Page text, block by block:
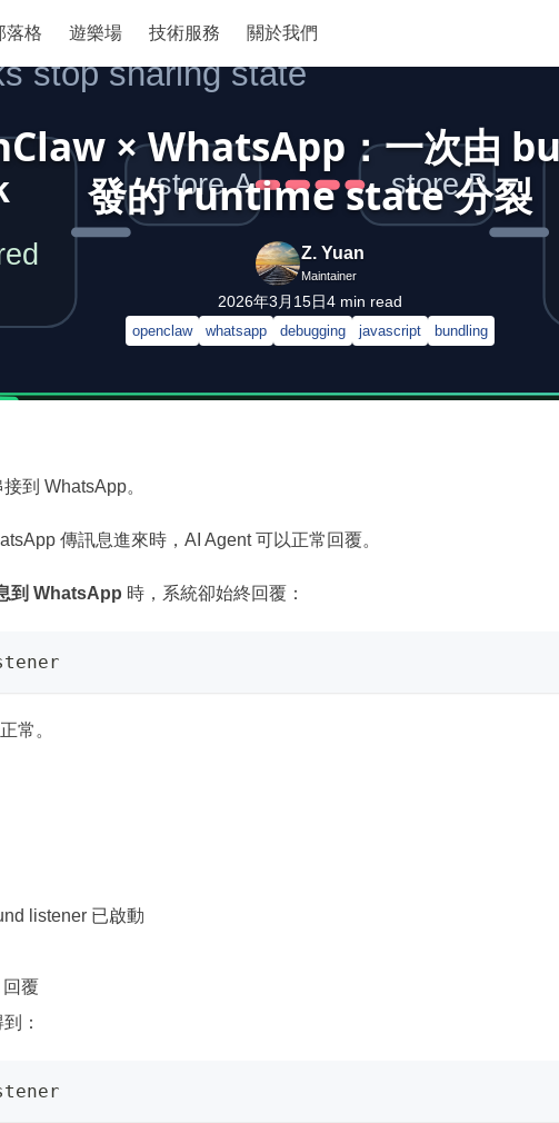
落格 遊樂場 技術服務 關於我們
× WhatsApp：一次由
發的 runtime state 分裂
Z. Yuan
Maintainer
2026年3月15日4 min read
openclaw whatsapp debugging javascript bundling
到 WhatsApp。
傳訊息進來時，AI Agent 可以正常回覆。
到 WhatsApp 時，系統卻始終回覆：
常。
listener 已啟動
覆
：